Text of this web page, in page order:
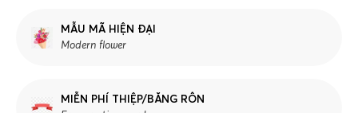
MẪU MÃ HIỆN ĐẠI
Modern flower
MIỄN PHÍ THIỆP/BĂNG RÔN